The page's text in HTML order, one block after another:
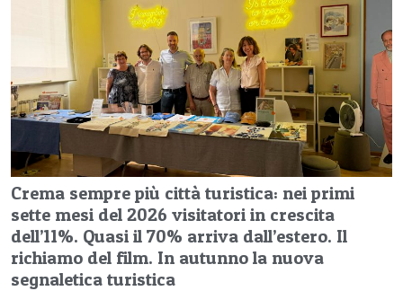
Crema sempre più città turistica: nei primi
sette mesi del 2026 visitatori in crescita
dell’11%. Quasi il 70% arriva dall’estero. Il
richiamo del film. In autunno la nuova
segnaletica turistica